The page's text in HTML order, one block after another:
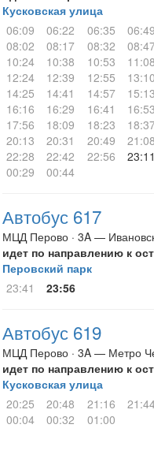
Кусковская улица
06:09
06:22 06:35 06:49
08:02
08:17 08:32
10:24
10:38 10:53 11:08
12:24
12:39 12:55 13:10
14:25
14:41 14:57 15:13
16:16
16:29 16:41 16:53
17:56
18:09 18:23
20:13
20:31 20:49 21:08
22:28
22:42 22:56 23:11
00:29
00:44
Автобус 617
МЦД Перово · 3A —
идет по направлению к
Перовский парк
23:41
23:56
Автобус 619
МЦД Перово · 3A — Метро
идет по направлению к
Кусковская улица
20:25
20:48 21:16
00:04
00:32 01:00